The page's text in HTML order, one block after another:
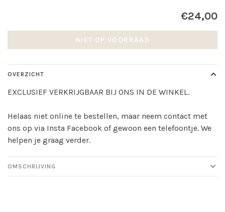
€24,00
NIET OP VOORRAAD
OVERZICHT
EXCLUSIEF VERKRIJGBAAR BIJ ONS IN DE WINKEL.
Helaas niet online te bestellen, maar neem contact met
ons op via Insta Facebook of gewoon een telefoontje. We
helpen je graag verder.
OMSCHRIJVING